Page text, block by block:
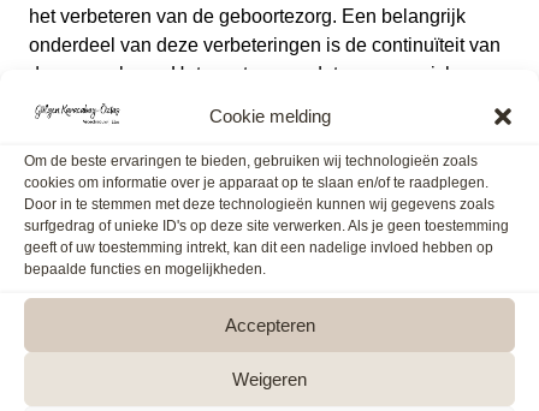
Cookie melding
Om de beste ervaringen te bieden, gebruiken wij technologieën zoals
cookies om informatie over je apparaat op te slaan en/of te raadplegen.
Door in te stemmen met deze technologieën kunnen wij gegevens zoals
surfgedrag of unieke ID's op deze site verwerken. Als je geen toestemming
geeft of uw toestemming intrekt, kan dit een nadelige invloed hebben op
bepaalde functies en mogelijkheden.
Accepteren
Weigeren
het verbeteren van de geboortezorg. Een belangrijk
onderdeel van deze verbeteringen is de continuïteit van
de zorgverlener. Het zorgt ervoor dat vrouwen zich meer
ondersteund en op hun gemak voelen tijdens de
bevalling, wat een positieve invloed heeft op het proces
en de uitkomst voor moeder en kind.
Belangrijk:Continuïteit van verloskundige zorg
betekent dat één verloskundige of een klein team van
verloskundigen een vrouw begeleidt tijdens de
zwangerschap, bevalling en kraamperiode. Dit kan op
verschillende manieren worden ingevuld. Een caseload
verloskundige biedt zorg aan een beperkt aantal
vrouwen per jaar, waarbij andere verloskundigen haar